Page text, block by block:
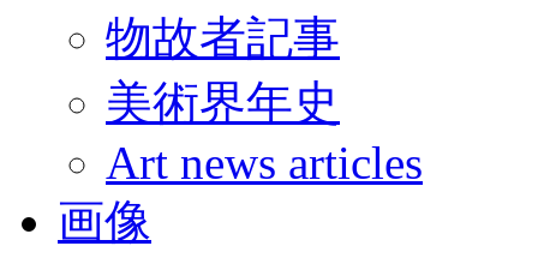
物故者記事
美術界年史
Art news articles
画像